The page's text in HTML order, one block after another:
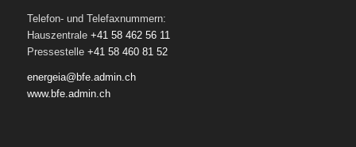
Telefon- und Telefaxnummern:
Hauszentrale +41 58 462 56 11
Pressestelle +41 58 460 81 52
energeia@bfe.admin.ch
www.bfe.admin.ch